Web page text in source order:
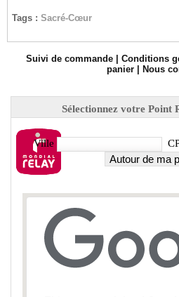
Tags : Sacré-Cœur
Suivi de commande Conditions
panier
Nous
Sélectionnez votre Point
Ville
Autour de ma